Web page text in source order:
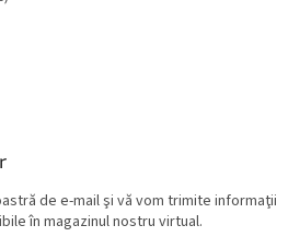
de e-mail şi vă vom trimite informaţii
în magazinul nostru virtual.